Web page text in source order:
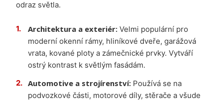
odraz světla.
Architektura a exteriér: Velmi populární pro
moderní okenní rámy, hliníkové dveře, garážová
vrata, kované ploty a zámečnické prvky. Vytváří
ostrý kontrast k světlým fasádám.
Automotive a strojírenství: Používá se na
podvozkové části, motorové díly, stěrače a všude